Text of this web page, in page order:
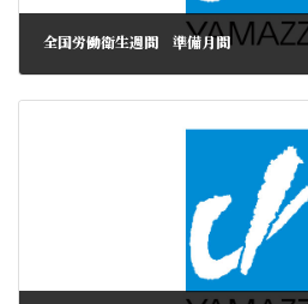
全国労働衛生週間 準備月間